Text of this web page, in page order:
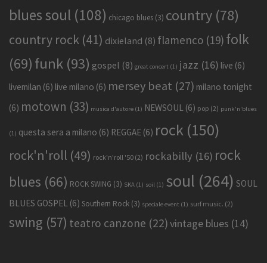
blues soul (108) chicago blues (3) country (78)
country rock (41) dixieland (8) flamenco (19) folk
(69) funk (93) gospel (8) great concert (1) jazz (16) live (6)
livemilan (6) live milano (6) mersey beat (27) milano tonight
(6) motown (33) musica d'autore (1) NEWSOUL (6) pop (2) punk'n'blues
(1) questa sera a milano (6) REGGAE (6) rock (150)
rock'n'roll (49) rock'n'roll '50 (2) rockabilly (16) rock
blues (66) ROCK SWING (3) SKA (1) soil (1) soul (264) SOUL
BLUES GOSPEL (6) Southern Rock (3) speciale event (1) surf music. (2)
swing (57) teatro canzone (22)vintage blues (14)